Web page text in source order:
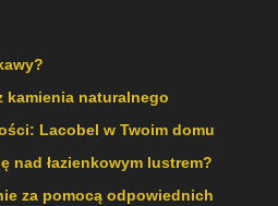
kamienia naturalnego
Lacobel w Twoim domu
nad łazienkowym lustrem?
za pomocą odpowiednich